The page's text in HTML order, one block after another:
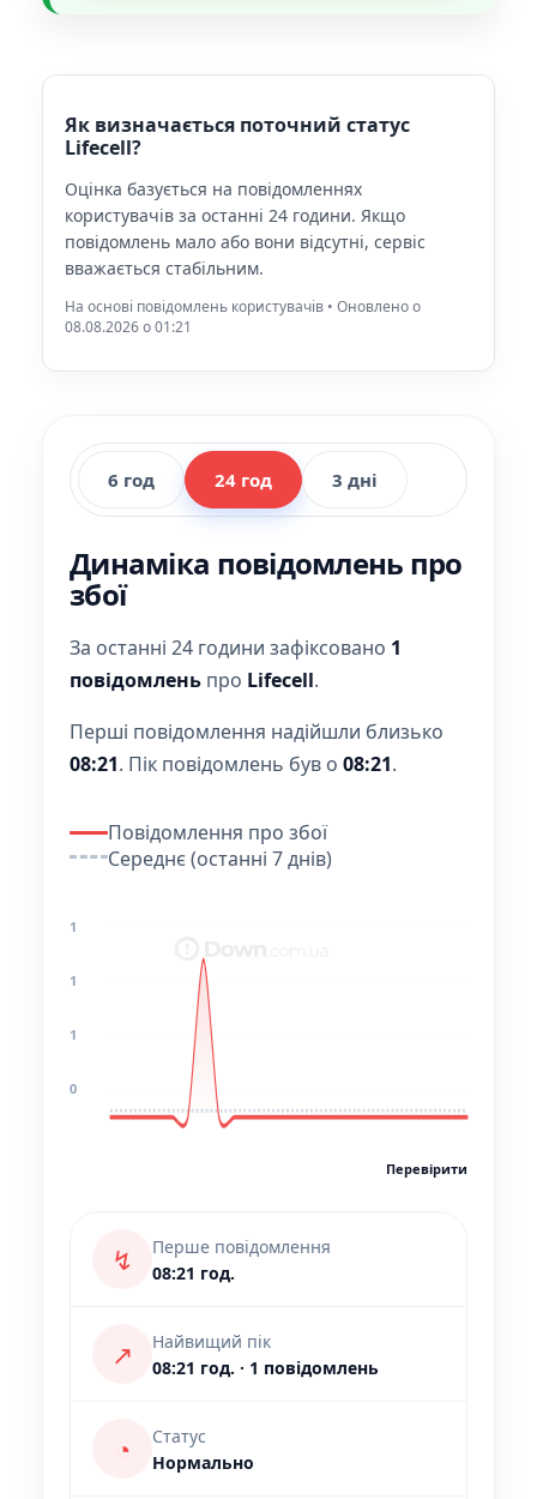
Як визначається поточний статус
Lifecell?
Оцінка базується на повідомленнях
користувачів за останні 24 години. Якщо
повідомлень мало або вони відсутні, сервіс
вважається стабільним.
На основі повідомлень користувачів • Оновлено о
08.08.2026 o 01:21
6 год 24 год 3 дні
Динаміка повідомлень про
збої
За останні 24 години зафіксовано 1
повідомлень про Lifecell.
Перші повідомлення надійшли близько
08:21. Пік повідомлень був о 08:21.
Повідомлення про збої
Середнє (останні 7 днів)
1
1
1
0
Перевірити
↯
Перше повідомлення
08:21 год.
↗
Найвищий пік
08:21 год. · 1 повідомлень
◔
Статус
Нормально